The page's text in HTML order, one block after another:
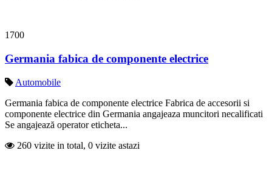
1700
Germania fabica de componente electrice
Automobile
Germania fabica de componente electrice Fabrica de accesorii si
componente electrice din Germania angajeaza muncitori necalificati
Se angajează operator eticheta...
260 vizite in total, 0 vizite astazi